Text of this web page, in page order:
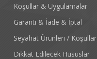
Koşullar & Uygulamalar
Garanti & İade & İptal
Seyahat Ürünleri / Koşullar
Dikkat Edilecek Hususlar